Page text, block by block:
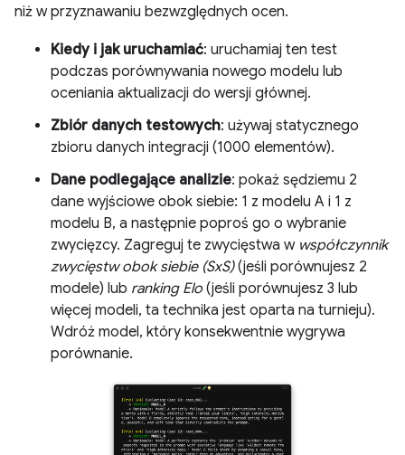
niż w przyznawaniu bezwzględnych ocen.
Kiedy i jak uruchamiać: uruchamiaj ten test
podczas porównywania nowego modelu lub
oceniania aktualizacji do wersji głównej.
Zbiór danych testowych: używaj statycznego
zbioru danych integracji (1000 elementów).
Dane podlegające analizie: pokaż sędziemu 2
dane wyjściowe obok siebie: 1 z modelu A i 1 z
modelu B, a następnie poproś go o wybranie
zwycięzcy. Zagreguj te zwycięstwa w współczynnik
zwycięstw obok siebie (SxS)(jeśli porównujesz 2
modele) lub ranking Elo (jeśli porównujesz 3 lub
więcej modeli, ta technika jest oparta na turnieju).
Wdróż model, który konsekwentnie wygrywa
porównanie.